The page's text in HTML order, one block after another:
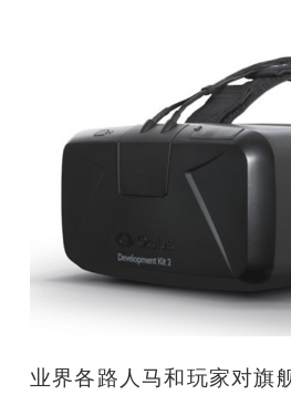
心
业界各路人马和玩家对旗